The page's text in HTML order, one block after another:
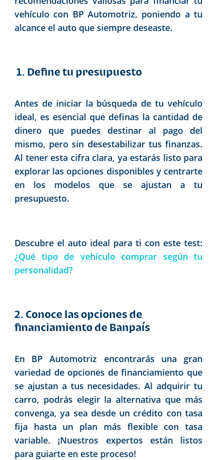
vehículo con BP Automotriz, poniendo a tu
alcance el auto que siempre deseaste.
1. Define tu presupuesto
Antes de iniciar la búsqueda de tu vehículo
ideal, es esencial que definas la cantidad de
dinero que puedes destinar al pago del
mismo, pero sin desestabilizar tus finanzas.
Al tener esta cifra clara, ya estarás listo para
explorar las opciones disponibles y centrarte
en los modelos que se ajustan a tu
presupuesto.
Descubre el auto ideal para ti con este test:
¿Qué tipo de vehículo comprar según tu
personalidad?
2. Conoce las opciones de
financiamiento de Banpaís
En BP Automotriz encontrarás una gran
variedad de opciones de financiamiento que
se ajustan a tus necesidades. Al adquirir tu
carro, podrás elegir la alternativa que más
convenga, ya sea desde un crédito con tasa
fija hasta un plan más flexible con tasa
variable. ¡Nuestros expertos están listos
para guiarte en este proceso!